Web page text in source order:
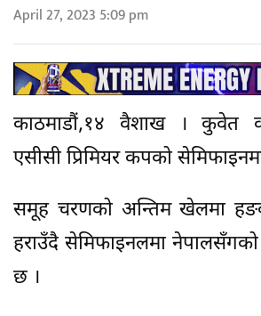
April 27, 2023 5:09 pm
काठमाडौं,१४ वैशाख । कुवेत
एसीसी प्रिमियर कपको
समूह चरणको अन्तिम खेलमा
हराउँदै सेमिफाइनलमा
छ ।